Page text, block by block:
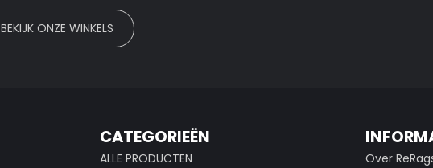
BEKIJK ONZE WINKELS
CATEGORIEËN
ALLE PRODUCTEN
Over